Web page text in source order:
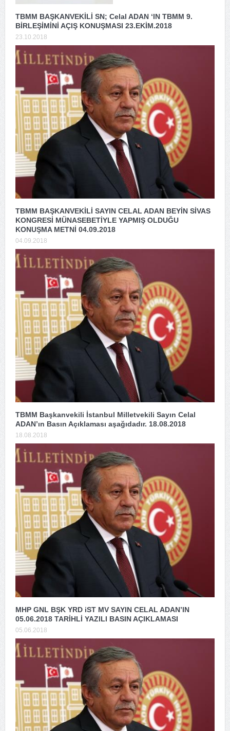
TBMM BAŞKANVEKİLİ SN; Celal ADAN ‘IN TBMM 9.
BİRLEŞİMİNİ AÇIŞ KONUŞMASI 23.EKİM.2018
23.10.2018
TBMM BAŞKANVEKİLİ SAYIN CELAL ADAN BEYİN SİVAS
KONGRESİ MÜNASEBETİYLE YAPMIŞ OLDUĞU
KONUŞMA METNİ 04.09.2018
04.09.2018
TBMM Başkanvekili İstanbul Milletvekili Sayın Celal
ADAN’ın Basın Açıklaması aşağıdadır. 18.08.2018
18.08.2018
MHP GNL BŞK YRD iST MV SAYIN CELAL ADAN’IN
05.06.2018 TARİHLİ YAZILI BASIN AÇIKLAMASI
05.06.2018